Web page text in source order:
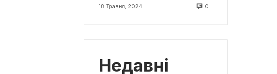
18 Травня, 2024 0
Недавні